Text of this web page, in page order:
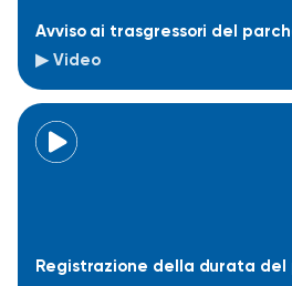
Avviso ai trasgressori del
▶ Video
Registrazione della durata